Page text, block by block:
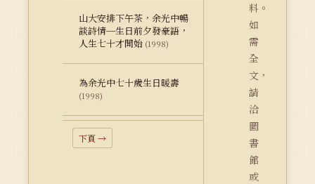
山大安排下午茶，余光中暢
談詩情─生日前夕發豪語，
人生七十才開始 (1998)
為余光中七十歲生日暖壽
(1998)
下頁 →
料。
如
需
全
文，
請
洽
圖
書
館
或